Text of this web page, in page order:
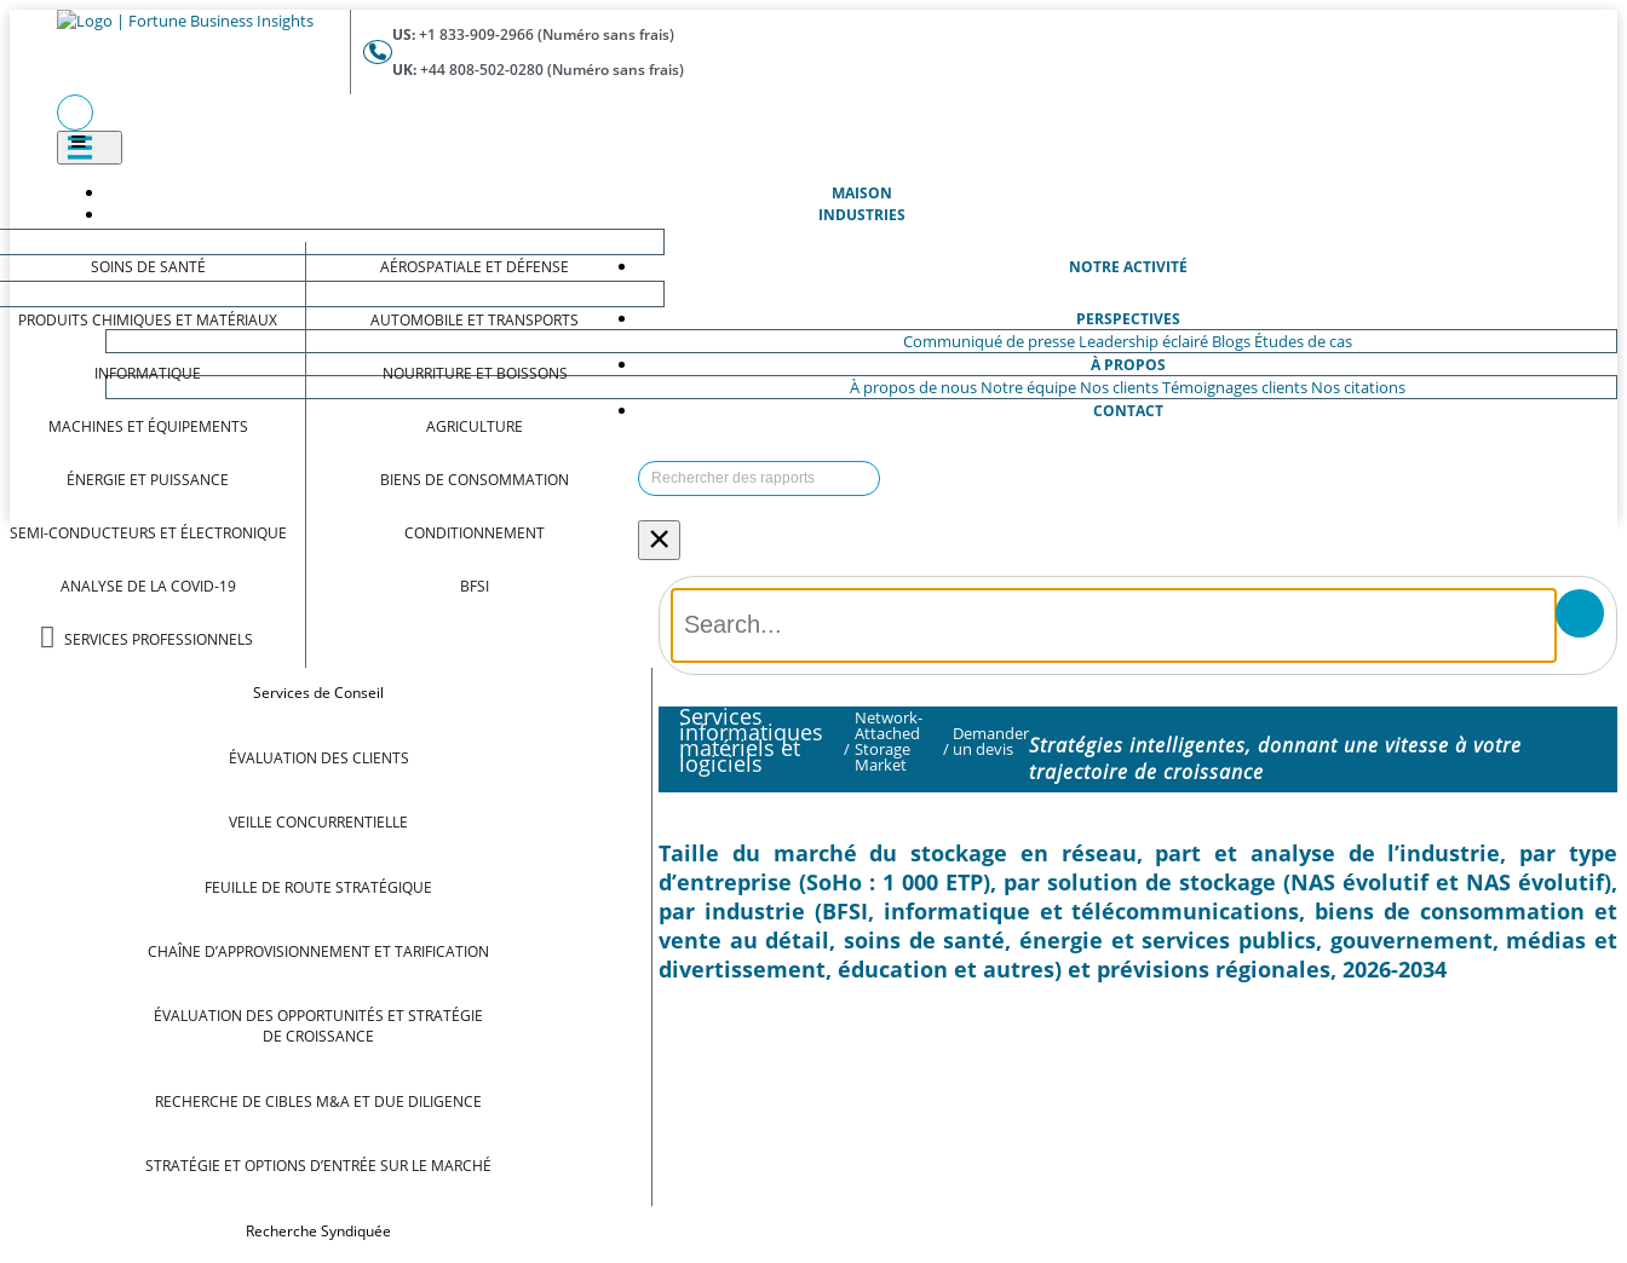
US:+1 833-909-2966 (Numéro sans frais)
UK:+44 808-502-0280 (Numéro sans frais)
MAISON(ACTUEL)
INDUSTRIES
SOINS DE SANTÉ
PRODUITS CHIMIQUES ET MATÉRIAUX
INFORMATIQUE
MACHINES ET ÉQUIPEMENTS
ÉNERGIE ET PUISSANCE
SEMI-CONDUCTEURS ET ÉLECTRONIQUE
ANALYSE DE LA COVID-19
SERVICES PROFESSIONNELS
AÉROSPATIALE ET DÉFENSE
AUTOMOBILE ET TRANSPORTS
NOURRITURE ET BOISSONS
AGRICULTURE
BIENS DE CONSOMMATION
CONDITIONNEMENT
BFSI
NOTRE ACTIVITÉ
Services de Conseil
ÉVALUATION DES CLIENTS
VEILLE CONCURRENTIELLE
FEUILLE DE ROUTE STRATÉGIQUE
CHAÎNE D’APPROVISIONNEMENT ET TARIFICATION
ÉVALUATION DES OPPORTUNITÉS ET STRATÉGIE
DE CROISSANCE
RECHERCHE DE CIBLES M&A ET DUE DILIGENCE
STRATÉGIE ET OPTIONS D’ENTRÉE SUR LE MARCHÉ
Recherche Syndiquée
PERSPECTIVES
Communiqué de presse Leadership éclairé Blogs Études de cas
À PROPOS
À propos de nous Notre équipe Nos clientsTémoignages clients Nos citations
CONTACT
×
Services
informatiques
matériels et
logiciels /
Network-
Attached
Storage
Market
/
Demander
un devis
Stratégies intelligentes, donnant une vitesse à votre
trajectoire de croissance
Taille du marché du stockage en réseau, part et analyse de l’industrie, par type
d’entreprise (SoHo : 1 000 ETP), par solution de stockage (NAS évolutif et NAS évolutif),
par industrie (BFSI, informatique et télécommunications, biens de consommation et
vente au détail, soins de santé, énergie et services publics, gouvernement, médias et
divertissement, éducation et autres) et prévisions régionales, 2026-2034